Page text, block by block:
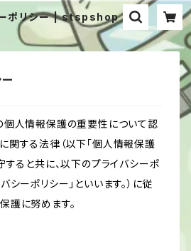
ーポリシー | stspshop
個人情報保護の重要性について認
関する法律（以下「個人情報保護
すると共に、以下のプライバシーポ
シーポリシー」といいます。）に従
護に努めます。